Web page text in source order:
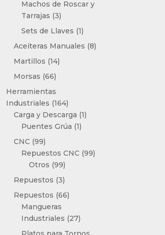
productos
Machos de Roscar y
Tarrajas 33
productos
Sets de Llaves 11
producto
Aceiteras Manuales 88
Martillos 1414
Morsas 6666
Herramientas
Industriales 164164
productos
Carga y Descarga 11
Puentes Grúa 11
CNC 9999
productos
Repuestos CNC 9999
Otros 9999
productos
Repuestos 33
productos
Repuestos 6666
Mangueras
Industriales
2727